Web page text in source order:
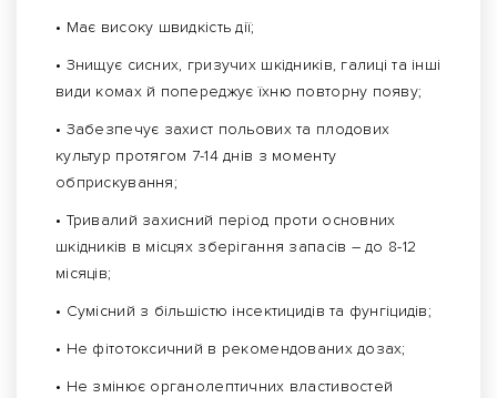
• Має високу швидкість дії;
• Знищує сисних, гризучих шкідників, галиці та інші
види комах й попереджує їхню повторну появу;
• Забезпечує захист польових та плодових
культур протягом 7-14 днів з моменту
обприскування;
• Тривалий захисний період проти основних
шкідників в місцях зберігання запасів – до 8-12
місяців;
• Сумісний з більшістю інсектицидів та фунгіцидів;
• Не фітотоксичний в рекомендованих дозах;
• Не змінює органолептичних властивостей